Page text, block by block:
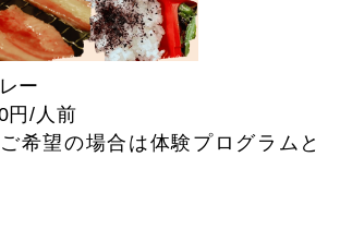
ー
円/人前
希望の場合は体験プログラムと